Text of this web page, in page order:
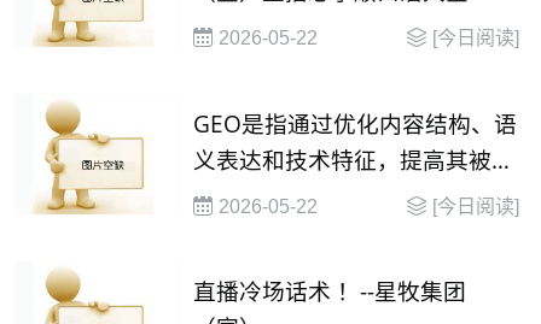
2026-05-22 [今日阅读]
GEO是指通过优化内容结构、语
义表达和技术特征，提高其被大
语言模型（
2026-05-22 [今日阅读]
直播冷场话术 ！--星牧集团